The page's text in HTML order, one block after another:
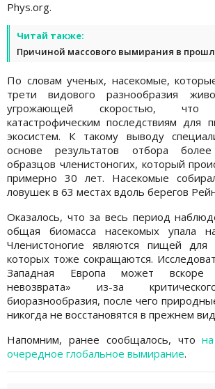
Phys.org.
Читай также:
Причиной массового вымирания в
По словам ученых, насекомые,
трети видового разнообразия
угрожающей скоростью,
катастрофическим последствиям
экосистем. К такому выводу
основе результатов отбора
образцов членистоногих, который
примерно 30 лет. Насекомые
ловушек в 63 местах вдоль берегов
Оказалось, что за весь период
общая биомасса насекомых упала
Членистоногие являются пищей для
которых тоже сокращаются.
Западная Европа может вскоре
невозврата» из-за
биоразнообразия, после чего
никогда не восстановятся в прежнем
Напомним, ранее сообщалось, что
очередное глобальное вымирание.